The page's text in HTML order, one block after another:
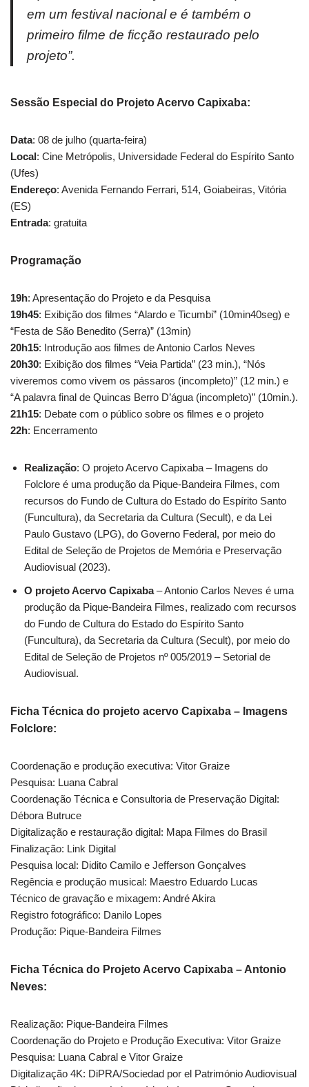
em um festival nacional e é também o
primeiro filme de ficção restaurado pelo
projeto”.
Sessão Especial do Projeto Acervo Capixaba:
Data: 08 de julho (quarta-feira)
Local: Cine Metrópolis, Universidade Federal do Espírito Santo
(Ufes)
Endereço: Avenida Fernando Ferrari, 514, Goiabeiras, Vitória
(ES)
Entrada: gratuita
Programação
19h: Apresentação do Projeto e da Pesquisa
19h45: Exibição dos filmes “Alardo e Ticumbi” (10min40seg) e
“Festa de São Benedito (Serra)” (13min)
20h15: Introdução aos filmes de Antonio Carlos Neves
20h30: Exibição dos filmes “Veia Partida” (23 min.), “Nós
viveremos como vivem os pássaros (incompleto)” (12 min.) e
“A palavra final de Quincas Berro D’água (incompleto)” (10min.).
21h15: Debate com o público sobre os filmes e o projeto
22h: Encerramento
Realização: O projeto Acervo Capixaba – Imagens do
Folclore é uma produção da Pique-Bandeira Filmes, com
recursos do Fundo de Cultura do Estado do Espírito Santo
(Funcultura), da Secretaria da Cultura (Secult), e da Lei
Paulo Gustavo (LPG), do Governo Federal, por meio do
Edital de Seleção de Projetos de Memória e Preservação
Audiovisual (2023).
O projeto Acervo Capixaba– Antonio Carlos Neves é uma
produção da Pique-Bandeira Filmes, realizado com recursos
do Fundo de Cultura do Estado do Espírito Santo
(Funcultura), da Secretaria da Cultura (Secult), por meio do
Edital de Seleção de Projetos nº 005/2019 – Setorial de
Audiovisual.
Ficha Técnica do projeto acervo Capixaba – Imagens
Folclore:
Coordenação e produção executiva: Vitor Graize
Pesquisa: Luana Cabral
Coordenação Técnica e Consultoria de Preservação Digital:
Débora Butruce
Digitalização e restauração digital: Mapa Filmes do Brasil
Finalização: Link Digital
Pesquisa local: Didito Camilo e Jefferson Gonçalves
Regência e produção musical: Maestro Eduardo Lucas
Técnico de gravação e mixagem: André Akira
Registro fotográfico: Danilo Lopes
Produção: Pique-Bandeira Filmes
Ficha Técnica do Projeto Acervo Capixaba – Antonio
Neves:
Realização: Pique-Bandeira Filmes
Coordenação do Projeto e Produção Executiva: Vitor Graize
Pesquisa: Luana Cabral e Vitor Graize
Digitalização 4K: DiPRA/Sociedad por el Património Audiovisual